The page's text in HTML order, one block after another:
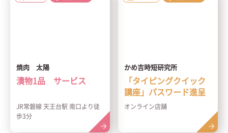
焼肉 太陽
漬物1品 サービス
JR常磐線 天王台駅 南口より徒
歩3分
かめ吉時短研究所
「タイピングクイック
講座」パスワード進呈
オンライン店舗